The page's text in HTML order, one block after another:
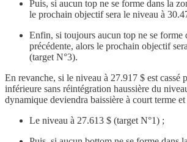
Puis, si aucun top ne se forme dans la
le prochain objectif sera le niveau à
Enfin, si toujours aucun top ne se forme
précédente, alors le prochain objectif
(target N°3).
En revanche, si le niveau à 27.917 $ est cassé
inférieure sans réintégration haussière du
dynamique deviendra baissière à court terme
Le niveau à 27.613 $ (target N°1) ;